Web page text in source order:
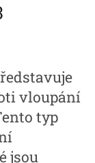
vloupání
typ
jsou